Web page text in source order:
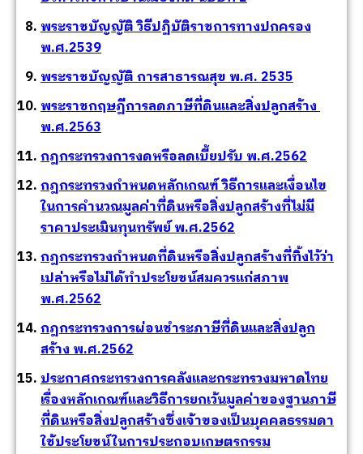
พระราชบัญญัติ วิธีปฏิบัติราชการทางปกครอง
พ.ศ.2539
พระราชบัญญัติ การสาธารณสุข พ.ศ. 2535
พระราชกฤษฎีการลดภาษีที่ดินและสิ่งปลูกสร้าง
พ.ศ.2563
กฎกระทรวงการงดหรือลดเบี้ยปรับ พ.ศ.2562
กฎกระทรวงกำหนดหลักเกณฑ์ วิธีการและเงื่อนไข
ในการคำนวณมูลค่าที่ดินหรือสิ่งปลูกสร้างที่ไม่มี
ราคาประเมินทุนทรัพย์ พ.ศ.2562
กฎกระทรวงกำหนดที่ดินหรือสิ่งปลูกสร้างที่ทิ้งไว้ว่า
เปล่าหรือไม่ได้ทำประโยชน์สมควรแก่สภาพ
พ.ศ.2562
กฎกระทรวงการผ่อนชำระภาษีที่ดินและสิ่งปลูก
สร้าง พ.ศ.2562
ประกาศกระทรวงการคลังและกระทรวงมหาดไทย
เรื่องหลักเกณฑ์และวิธีการยกเว้นมูลค่าของฐานภาษี
ที่ดินหรือสิ่งปลูกสร้างซึ่งเจ้าของเป็นบุคคลธรรมดา
ใช้ประโยชน์ในการประกอบเกษตรกรรม